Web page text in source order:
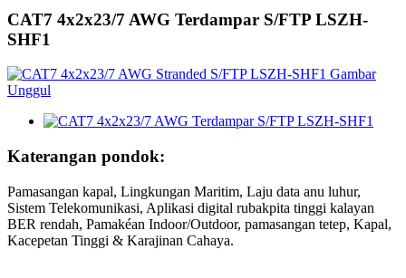
CAT7 4x2x23/7 AWG Terdampar S/FTP LSZH-
SHF1
Katerangan pondok:
Pamasangan kapal, Lingkungan Maritim, Laju data anu luhur,
Sistem Telekomunikasi, Aplikasi digital rubakpita tinggi kalayan
BER rendah, Pamakéan Indoor/Outdoor, pamasangan tetep, Kapal,
Kacepetan Tinggi & Karajinan Cahaya.